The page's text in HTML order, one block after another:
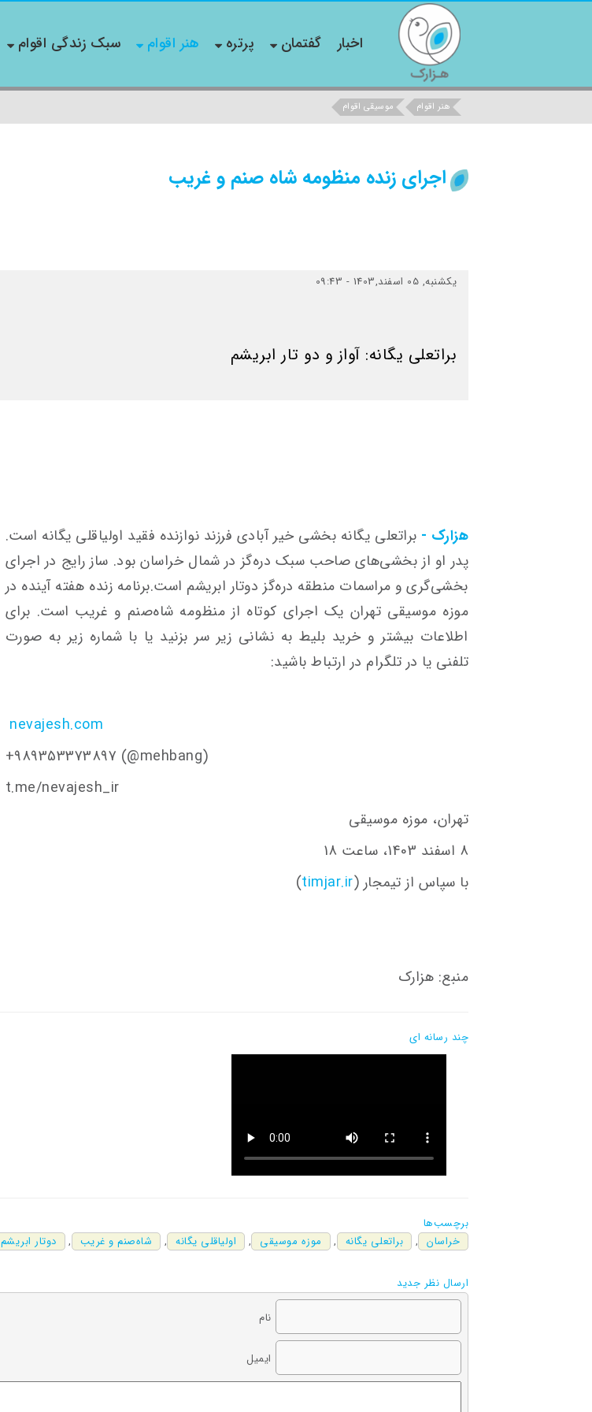
اخبار گفتمان پرتره هنر اقوام سبک زندگی اقوام
هنر اقوام موسیقی اقوام
اجرای زنده منظومه شاه صنم و غریب
یکشنبه, 05 اسفند,1403 - 09:43
براتعلی یگانه: آواز و دو تار ابریشم
هزارک - براتعلی یگانه بخشی خیر آبادی فرزند نوازنده فقید اولیاقلی یگانه است.
پدر او از بخشی‌های صاحب سبک دره‌گز در شمال خراسان بود. ساز رایج در اجرای
بخشی‌گری و مراسمات منطقه دره‌گز دوتار ابریشم است.برنامه زنده هفته آینده در
موزه موسیقی تهران یک اجرای کوتاه از منظومه شاه‌صنم و غریب است. برای
اطلاعات بیشتر و خرید بلیط به نشانی زیر سر بزنید یا با شماره زیر به صورت
تلفنی یا در تلگرام در ارتباط باشید:
nevajesh.com
(mehbang@) 989353373897+
t.me/nevajesh_ir
تهران، موزه موسیقی
8 اسفند 1403، ساعت 18
با سپاس از تیمجار (timjar.ir
)
منبع: هزارک
چند رسانه ای
برچسب‌ها
خراسان , براتعلی یگانه , موزه موسیقی , اولیاقلی یگانه , شاه‌صنم و غریب , دوتار ابریشم
ارسال نظر جدید
نام
ایمیل